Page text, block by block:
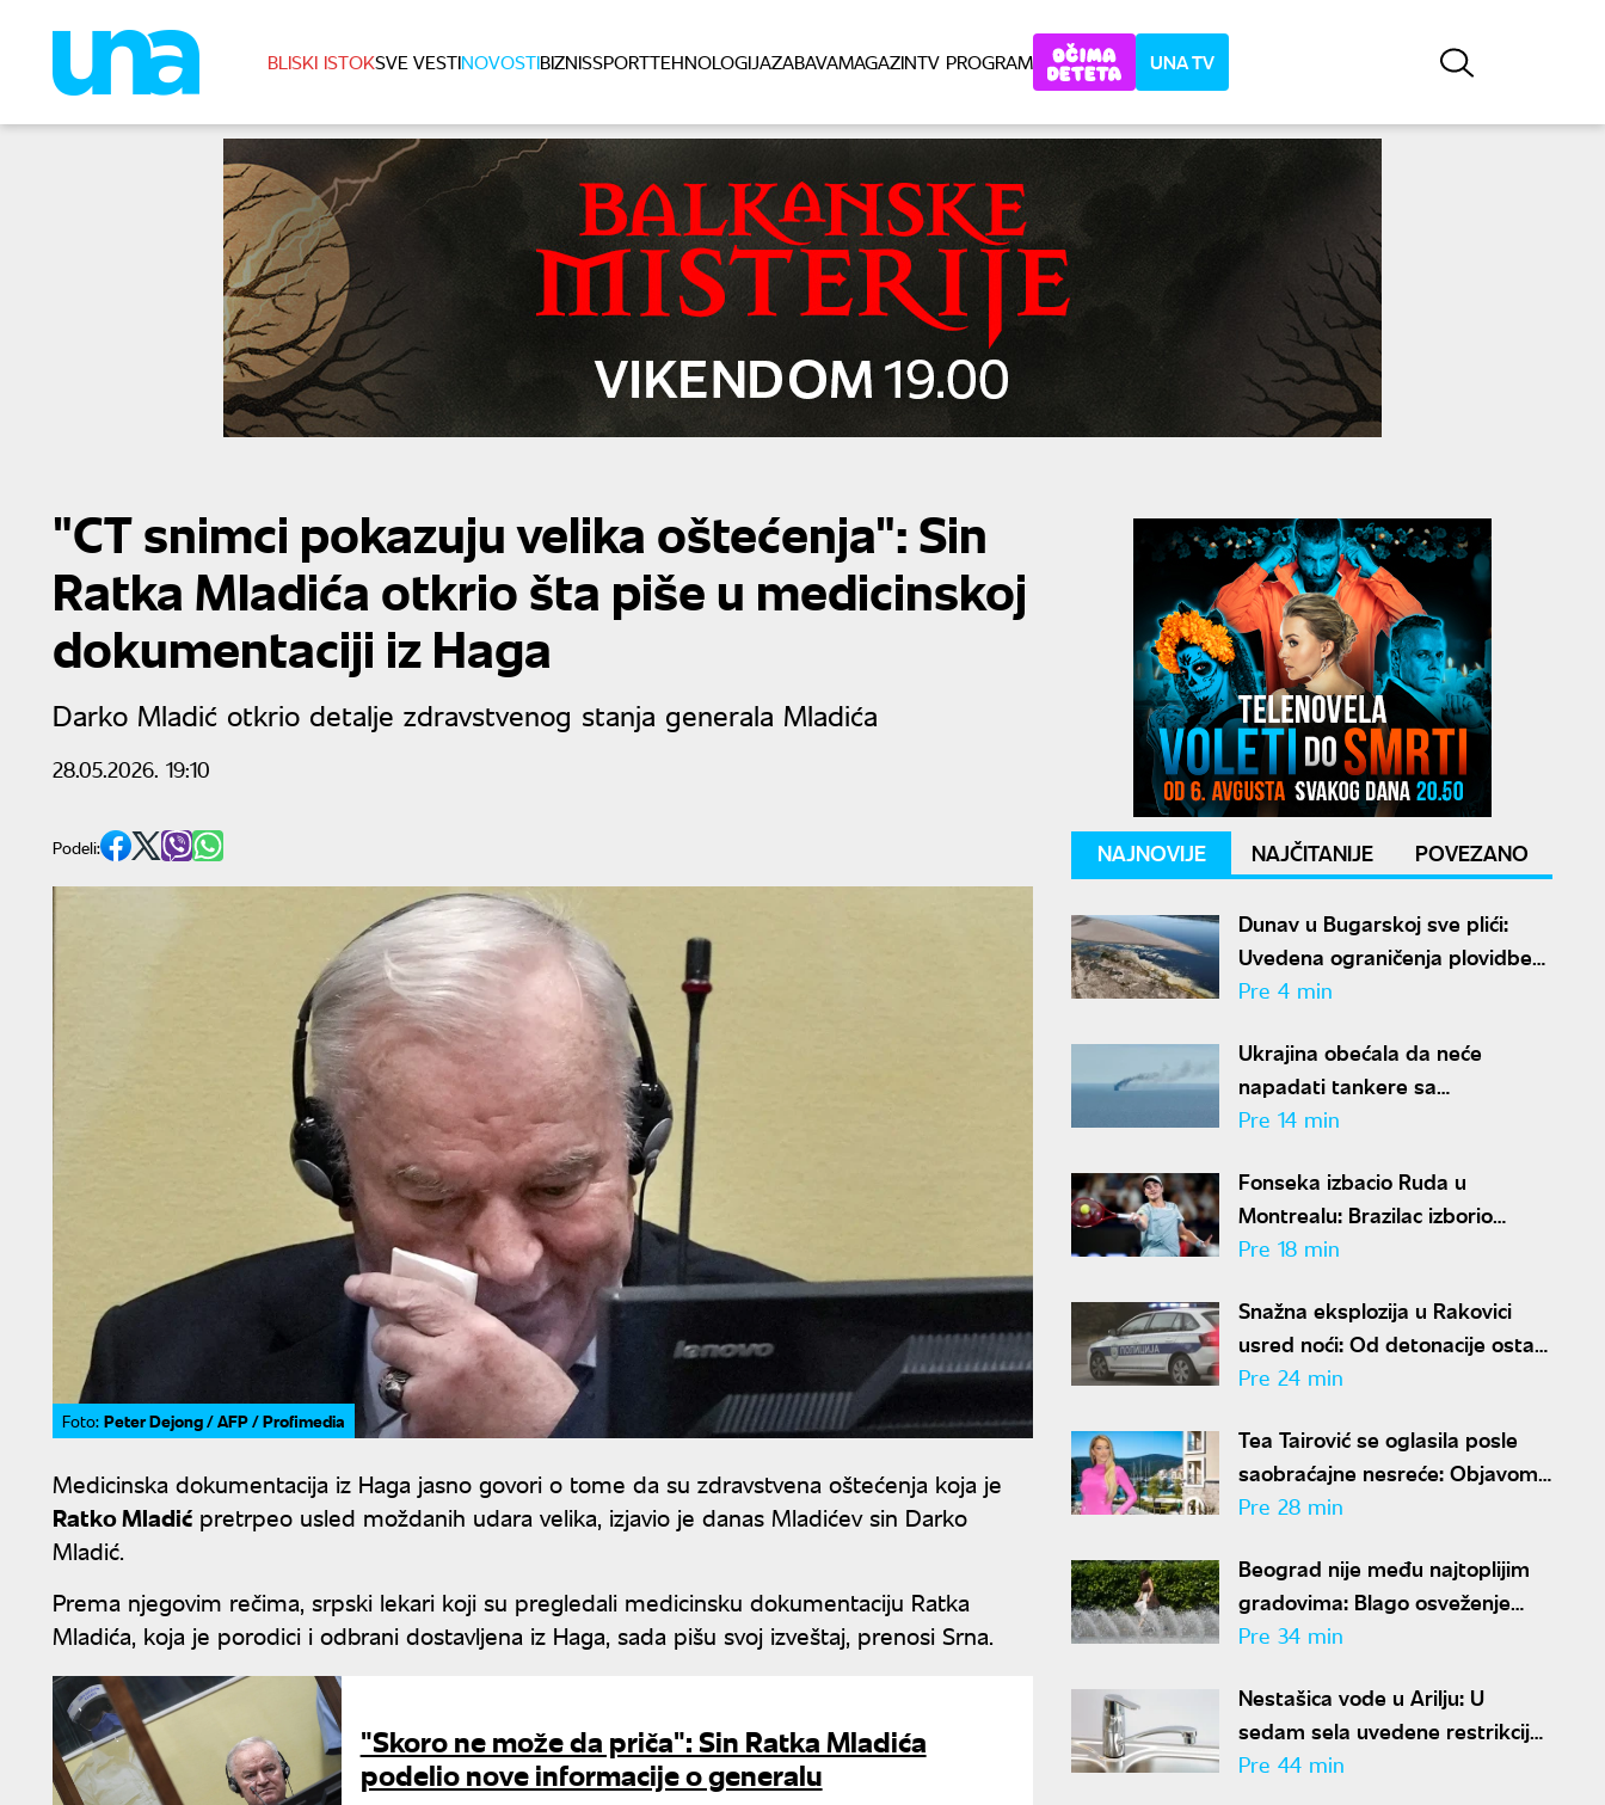
BLISKI ISTOKSVE VESTINOVOSTIBIZNISSPORTTEHNOLOGIJAZABAVAMAGAZINTV PROGRAM UNA TV
"CT snimci pokazuju velika oštećenja": Sin
Ratka Mladića otkrio šta piše u medicinskoj
dokumentaciji iz Haga
Darko Mladić otkrio detalje zdravstvenog stanja generala Mladića
28.05.2026. 19:10
Podeli:
Foto: Peter Dejong / AFP / Profimedia
Medicinska dokumentacija iz Haga jasno govori o tome da su zdravstvena oštećenja koja je
Ratko Mladić pretrpeo usled moždanih udara velika, izjavio je danas Mladićev sin Darko
Mladić.
Prema njegovim rečima, srpski lekari koji su pregledali medicinsku dokumentaciju Ratka
Mladića, koja je porodici i odbrani dostavljena iz Haga, sada pišu svoj izveštaj, prenosi Srna.
"Skoro ne može da priča": Sin Ratka Mladića
podelio nove informacije o generalu
NAJNOVIJE NAJČITANIJE POVEZANO
Dunav u Bugarskoj sve plići:
Uvedena ograničenja plovidbe
duž celog toka
Pre 4 min
Ukrajina obećala da neće
napadati tankere sa
kazahstanskom naftom:
posredovanje SAD
Pre 14 min
Fonseka izbacio Ruda u
Montrealu: Brazilac izborio
osminu finala
Pre 18 min
Snažna eksplozija u Rakovici
usred noći: Od detonacije ostao
krater u asfaltu, letelo staklo
Pre 24 min
Tea Tairović se oglasila posle
saobraćajne nesreće: Objavom
umirila fanove
Pre 28 min
Beograd nije među najtoplijim
gradovima: Blago osveženje
oborilo temperature, RHMZ
Pre 34 min
Nestašica vode u Arilju: U
sedam sela uvedene restrikcije
zbog prekomerne potrošnje
Pre 44 min